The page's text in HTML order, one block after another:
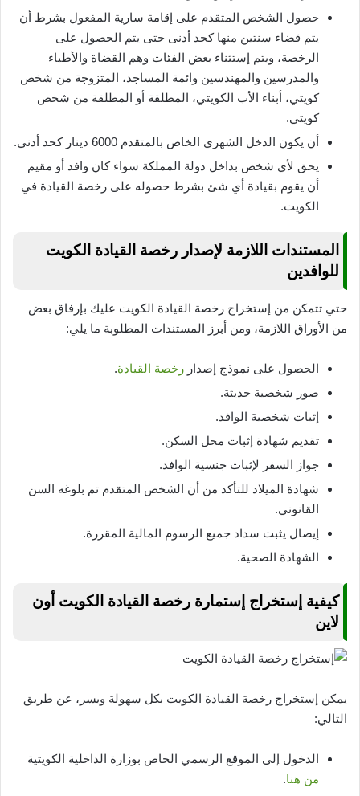
حصول الشخص المتقدم على إقامة سارية المفعول بشرط أن
يتم قضاء سنتين منها كحد أدنى حتى يتم الحصول على
الرخصة، ويتم إستثناء بعض الفئات وهم القضاة والأطباء
والمدرسين والمهندسين وائمة المساجد، المتزوجة من شخص
كويتي، أبناء الأب الكويتي، المطلقة أو المطلقة من شخص
كويتي.
أن يكون الدخل الشهري الخاص بالمتقدم 6000 دينار كحد أدني.
يحق لأي شخص بداخل دولة المملكة سواء كان وافد أو مقيم
أن يقوم بقيادة أي شئ بشرط حصوله على رخصة القيادة في
الكويت.
المستندات اللازمة لإصدار رخصة القيادة الكويت
للوافدين
حتي تتمكن من إستخراج رخصة القيادة الكويت عليك بإرفاق بعض
من الأوراق اللازمة، ومن أبرز المستندات المطلوبة ما يلي:
الحصول على نموذج إصدار رخصة القيادة.
صور شخصية حديثة.
إثبات شخصية الوافد.
تقديم شهادة إثبات محل السكن.
جواز السفر لإثبات جنسية الوافد.
شهادة الميلاد للتأكد من أن الشخص المتقدم تم بلوغه السن
القانوني.
إيصال يثبت سداد جميع الرسوم المالية المقررة.
الشهادة الصحية.
كيفية إستخراج إستمارة رخصة القيادة الكويت أون
لاين
يمكن إستخراج رخصة القيادة الكويت بكل سهولة ويسر، عن طريق
التالي:
الدخول إلى الموقع الرسمي الخاص بوزارة الداخلية الكويتية
من هنا.